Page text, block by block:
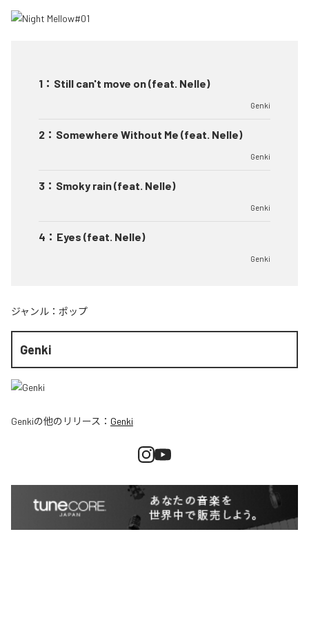
1 ： Still can't move on (feat. Nelle)
Genki
2 ： Somewhere Without Me (feat. Nelle)
Genki
3 ： Smoky rain (feat. Nelle)
Genki
4 ： Eyes (feat. Nelle)
Genki
ジャンル： ポップ
Genki
Genkiの他のリリース： Genki